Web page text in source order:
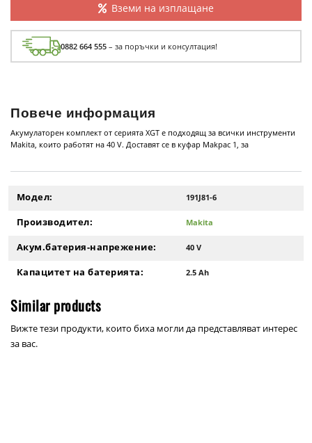
Вземи на изплащане
0882 664 555 – за поръчки и консултация!
Повече информация
Акумулаторен комплект от серията XGT е подходящ за всички инструменти
Makita, които работят на 40 V. Доставят се в куфар Makpac 1, за
Модел: 191J81-6
Производител: Makita
Акум.батерия-напрежение: 40 V
Капацитет на батерията: 2.5 Ah
Similar products
Вижте тези продукти, които биха могли да представляват интерес
за вас.